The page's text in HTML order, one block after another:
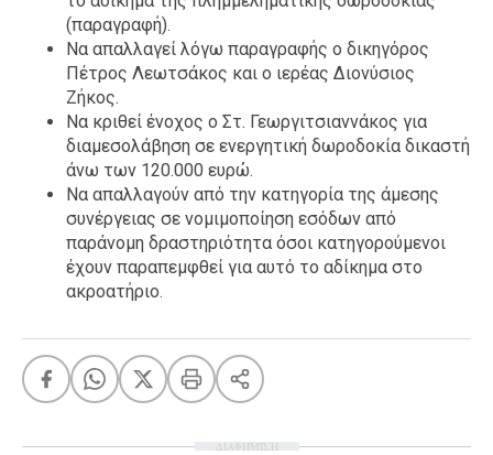
(παραγραφή).
Να απαλλαγεί λόγω παραγραφής ο δικηγόρος
Πέτρος Λεωτσάκος και ο ιερέας Διονύσιος
Ζήκος.
Να κριθεί ένοχος ο Στ. Γεωργιτσιαννάκος για
διαμεσολάβηση σε ενεργητική δωροδοκία δικαστή
άνω των 120.000 ευρώ.
Να απαλλαγούν από την κατηγορία της άμεσης
συνέργειας σε νομιμοποίηση εσόδων από
παράνομη δραστηριότητα όσοι κατηγορούμενοι
έχουν παραπεμφθεί για αυτό το αδίκημα στο
ακροατήριο.
ΔΙΑΦΗΜΙΣΗ